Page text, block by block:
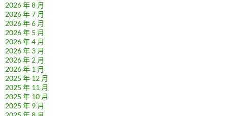
2026 年 8 月
2026 年 7 月
2026 年 6 月
2026 年 5 月
2026 年 4 月
2026 年 3 月
2026 年 2 月
2026 年 1 月
2025 年 12 月
2025 年 11 月
2025 年 10 月
2025 年 9 月